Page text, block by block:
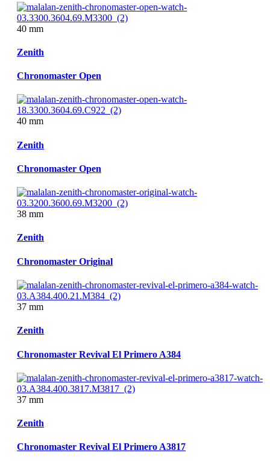
40 mm
Zenith
Chronomaster Open
40 mm
Zenith
Chronomaster Open
38 mm
Zenith
Chronomaster Original
37 mm
Zenith
Chronomaster Revival El Primero A384
37 mm
Zenith
Chronomaster Revival El Primero A3817